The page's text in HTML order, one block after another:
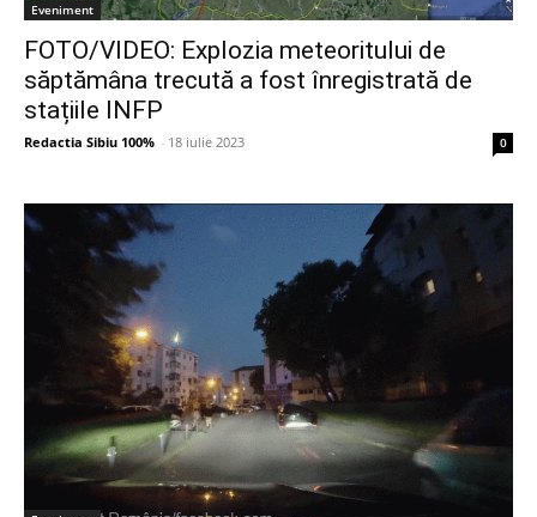
Eveniment
FOTO/VIDEO: Explozia meteoritului de
săptămâna trecută a fost înregistrată de
stațiile INFP
Redactia Sibiu 100% - 18 iulie 2023 0